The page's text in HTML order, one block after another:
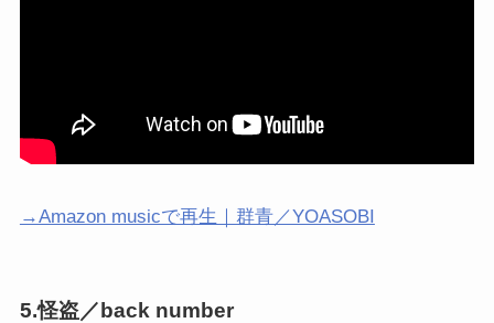
→Amazon musicで再生｜群青／YOASOBI
5.怪盗／back number